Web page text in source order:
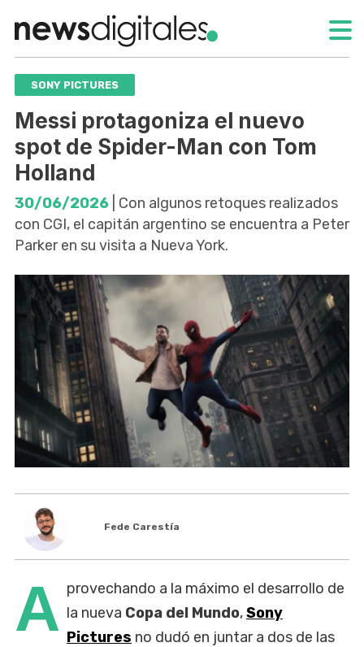
SONY PICTURES
Messi protagoniza el nuevo
spot de Spider-Man con Tom
Holland
30/06/2026 | Con algunos retoques realizados
con CGI, el capitán argentino se encuentra a Peter
Parker en su visita a Nueva York.
Fede Carestía
A provechando a la máximo el desarrollo de
la nueva Copa del Mundo,Sony
Pictures no dudó en juntar a dos de las